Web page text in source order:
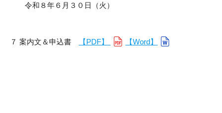
令和８年６月３０日（火）
７ 案内文＆申込書 【PDF】 【Word】